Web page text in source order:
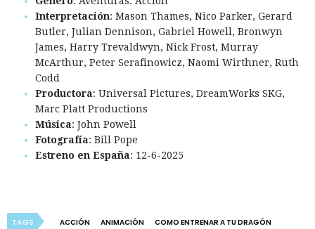
Interpretación: Mason Thames, Nico Parker, Gerard
Butler, Julian Dennison, Gabriel Howell, Bronwyn
James, Harry Trevaldwyn, Nick Frost, Murray
McArthur, Peter Serafinowicz, Naomi Wirthner, Ruth
Codd
Productora: Universal Pictures, DreamWorks SKG,
Marc Platt Productions
Música: John Powell
Fotografía: Bill Pope
Estreno en España: 12-6-2025
TAGS ACCIÓN ANIMACIÓN
COMO ENTRENAR A TU DRAGÓN